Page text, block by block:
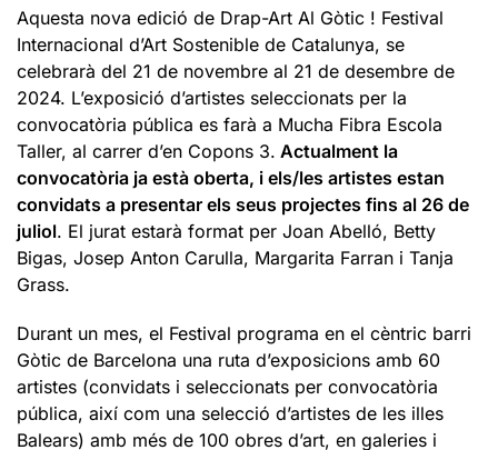
Aquesta nova edició de Drap-Art Al Gòtic ! Festival
Internacional d’Art Sostenible de Catalunya, se
celebrarà del 21 de novembre al 21 de desembre de
2024. L’exposició d’artistes seleccionats per la
convocatòria pública es farà a Mucha Fibra Escola
Taller, al carrer d’en Copons 3. Actualment la
convocatòria ja està oberta, i els/les artistes estan
convidats a presentar els seus projectes fins al 26 de
juliol. El jurat estarà format per Joan Abelló, Betty
Bigas, Josep Anton Carulla, Margarita Farran i Tanja
Grass.
Durant un mes, el Festival programa en el cèntric barri
Gòtic de Barcelona una ruta d’exposicions amb 60
artistes (convidats i seleccionats per convocatòria
pública, així com una selecció d’artistes de les illes
Balears) amb més de 100 obres d’art, en galeries i